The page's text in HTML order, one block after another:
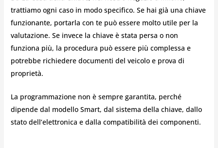
trattiamo ogni caso in modo specifico. Se hai già una chiave
funzionante, portarla con te può essere molto utile per la
valutazione. Se invece la chiave è stata persa o non
funziona più, la procedura può essere più complessa e
potrebbe richiedere documenti del veicolo e prova di
proprietà.
La programmazione non è sempre garantita, perché
dipende dal modello Smart, dal sistema della chiave, dallo
stato dell’elettronica e dalla compatibilità dei componenti.